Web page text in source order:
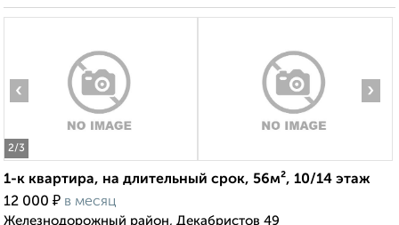
2/3
‹ ›
1-к квартира, на длительный срок, 56м², 10/14 этаж
12 000 ₽ в месяц
Железнодорожный район, Декабристов 49